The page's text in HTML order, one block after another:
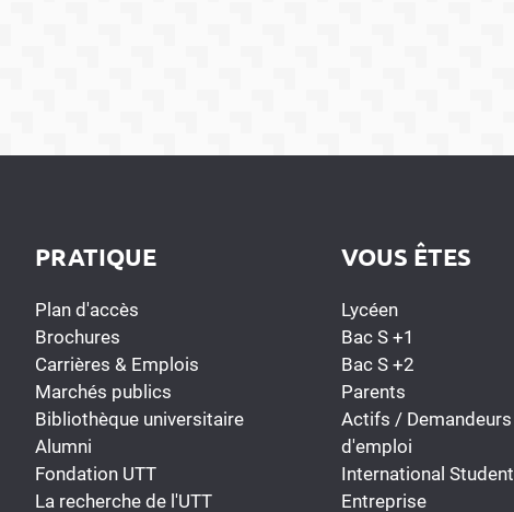
PRATIQUE
Plan d'accès
Brochures
Carrières & Emplois
Marchés publics
Bibliothèque universitaire
Alumni
Fondation UTT
La recherche de l'UTT
VOUS ÊTES
Lycéen
Bac S +1
Bac S +2
Parents
Actifs / Demandeurs
d'emploi
International Student
Entreprise